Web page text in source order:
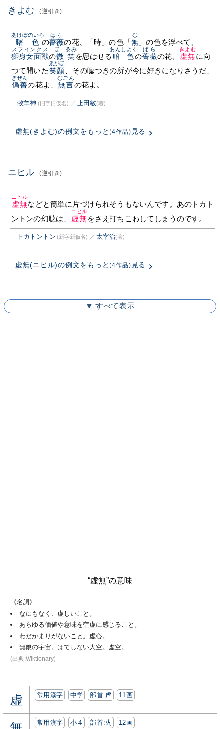
きよむ (逆引き)
曙色
あけぼのいろ
の薔薇
ばら
の花、「時」の色「無
む
」の色を浮べて、
獅身女面獸
スフインクス
の微笑
ほゝゑみ
を思はせる 暗色
あんしよく
の薔薇
ばら
の花、 虚無
きよむ
に向
つて開いた笑顏
ゑがほ
、その嘘つきの所が今に好きになりさうだ、
僞善
ぎぜん
の花よ、 無言
むごん
の花よ。
牧羊神 (旧字旧仮名) ／ 上田敏(著)
虚無(きよむ)の例文をもっと (4作品) 見る
ニヒル (逆引き)
虚無
ニヒル
などと簡単に片づけられそうもないんです。あのトカト
ントンの幻聴は、
虚無
ニヒル
をさえ打ちこわしてしまうのです。
トカトントン (新字新仮名) ／ 太宰治(著)
虚無(ニヒル)の例文をもっと (4作品) 見る
▼ すべて表示
“虚無”の意味
《名詞》
なにもなく、虚しいこと。
あらゆる価値や意味を空虚に感じること。
わだかまりがないこと。虚心。
無限の宇宙。はてしない大空。虚空。
(出典:Wiktionary)
虚 常用漢字 中学 部首:⾌ 11画
常用漢字 小４ 部首:⽕ 12画